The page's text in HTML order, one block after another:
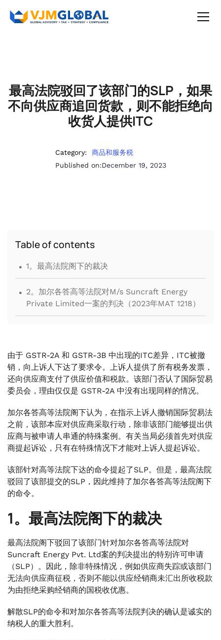
最高法院驳回了该部门的SLP，如果
不向供应商追回货款，则不能拒绝向
收货人提供ITC
Category:
商品和服务税
Published on:December 19, 2023
Table of contents
. 1。最高法院阁下的裁决
. 2。加尔各答高等法院对M/s Suncraft Energy
Private Limited一案的判决（2023年MAT 1218）
由于 GSTR-2A 和 GSTR-3B 中出现的ITC差异，ITC被撤
销，向上诉人下达了要求令。上诉人提供了所有税务发票，
还向供应商支付了供应价值和税款。该部门否认了国际贸易
委员会，理由仅仅是 GSTR-2A 中没有出现同样的情况。
加尔各答高等法院阁下认为，在指示上诉人撤销国际贸易法
之前，该部本应对供应商采取行动，除非该部门能够提出供
应商与被申请人串通的特殊案例。有关当局必须首先对供应
商提起诉讼，只有在特殊情况下才能对上诉人提起诉讼。
该部针对高等法院下达的命令提起了SLP。但是，最高法院
驳回了该部提交的SLP，因此维持了加尔各答高等法院阁下
的命令。
1。最高法院阁下的裁决
最高法院阁下驳回了该部门针对加尔各答高等法院对
Suncraft Energy Pvt. Ltd案的判决提出的特别许可申请
（SLP）。因此，除非特殊情况，例如供应商失踪或该部门
无法向供应商征税，否则不能以供应经销商未汇出所收税款
为由拒绝采购经销商的国税收优惠。
解散SLP的命令和对加尔各答高等法院判决的确认是诚实的
纳税人的重大胜利。